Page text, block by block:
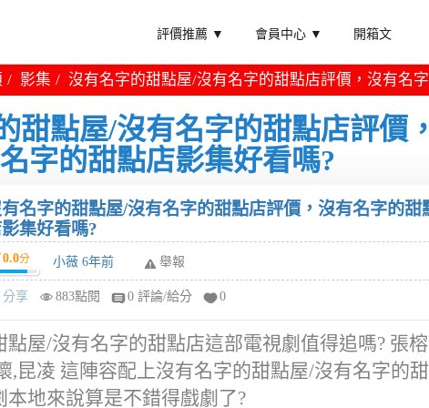
評價推薦 ▼ 會員中心 ▼ 開箱文
影集 沒有名字的甜點屋/沒有名字的甜點店評價，沒有名
甜點屋/沒有名字的甜點店評價
字的甜點店影集好看嗎?
名字的甜點屋/沒有名字的甜點店評價，沒有名字的甜
集好看嗎?
0.0分 小薇 6年前 舉報
分享 883點閱 0 評論/給分 0
點屋/沒有名字的甜點店這部電視劇值得追嗎? 張
,昆凌 這陣容配上沒有名字的甜點屋/沒有名字的
本地來說算是不錯得戲劇了?